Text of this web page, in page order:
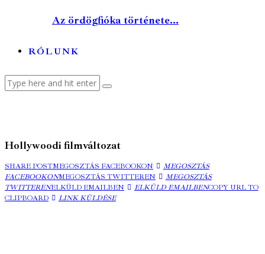
Az ördögfióka története...
RÓLUNK
Hollywoodi filmváltozat
SHARE POSTMEGOSZTÁS FACEBOOKON
MEGOSZTÁS
FACEBOOKONMEGOSZTÁS TWITTEREN
MEGOSZTÁS
TWITTERENELKÜLD EMAILBEN ELKÜLD EMAILBENCOPY URL TO
CLIPBOARD
LINK KÜLDÉSE